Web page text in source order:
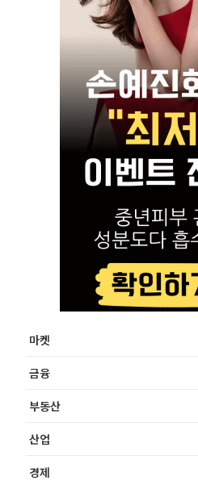
마켓
금융
부동산
산업
경제